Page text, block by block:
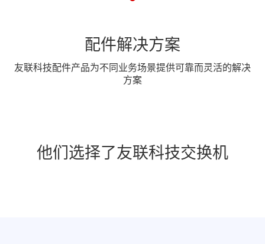
配件解决方案
友联科技配件产品为不同业务场景提供可靠而灵活的解决
方案
他们选择了友联科技交换机